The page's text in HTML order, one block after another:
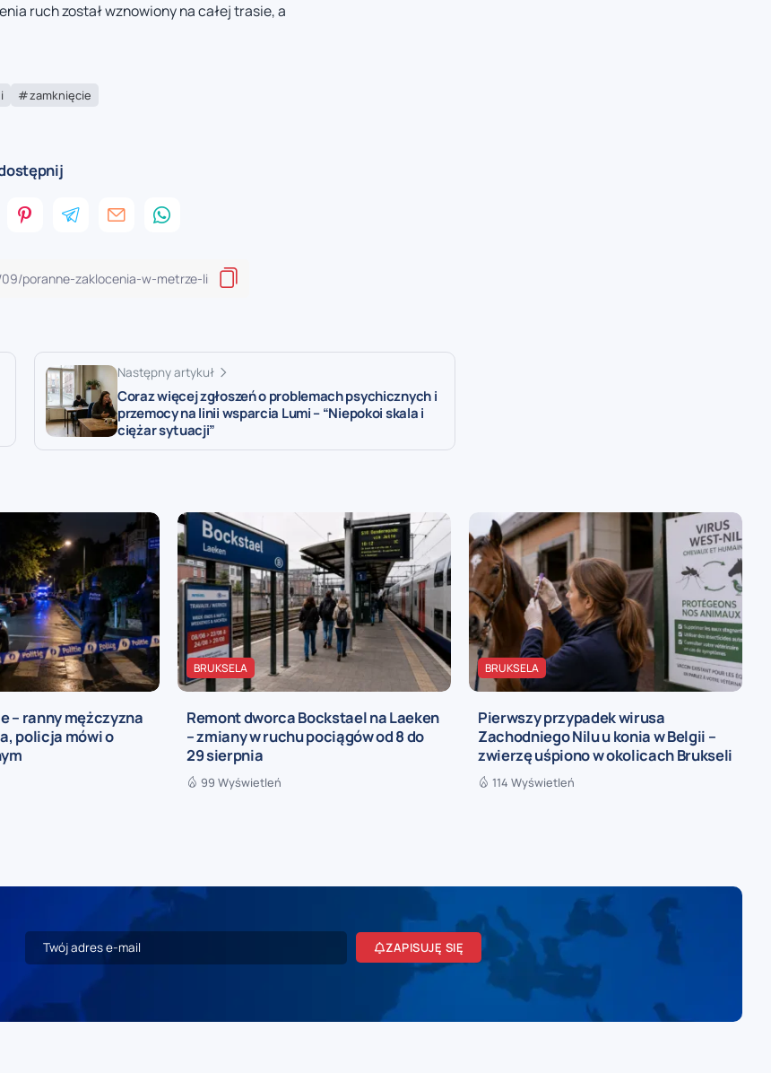
ruch został wznowiony na całej trasie, a
zamknięcie
Następny artykuł
Coraz więcej zgłoszeń o problemach psychicznych i
przemocy na linii wsparcia Lumi – “Niepokoi skala i
ciężar sytuacji”
– ranny mężczyzna
policja mówi o
BRUKSELA
Remont dworca Bockstael na Laeken
– zmiany w ruchu pociągów od 8 do
29 sierpnia
99 Wyświetleń
BRUKSELA
Pierwszy przypadek wirusa
Zachodniego Nilu u konia w Belgii –
zwierzę uśpiono w okolicach Brukseli
114 Wyświetleń
ZAPISUJĘ SIĘ